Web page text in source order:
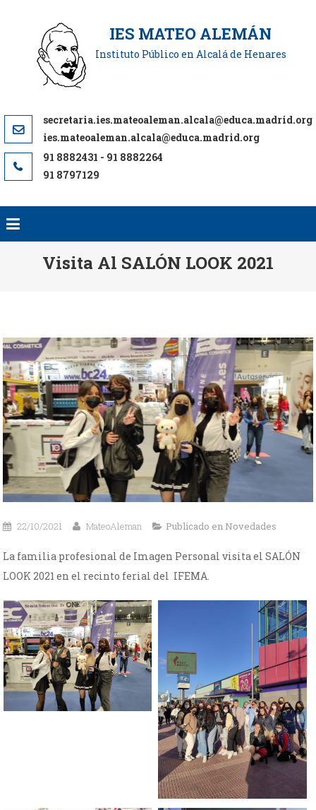
contenido
IES MATEO ALEMÁN
Instituto Público en Alcalá de Henares
ies.mateoaleman.alcala@educa.madrid.org
91 8797129
Visita Al SALÓN LOOK 2021
22/10/2021 MateoAleman Publicado en Novedades
La familia profesional de Imagen Personal visita el SALÓN
LOOK 2021 en el recinto ferial del IFEMA.